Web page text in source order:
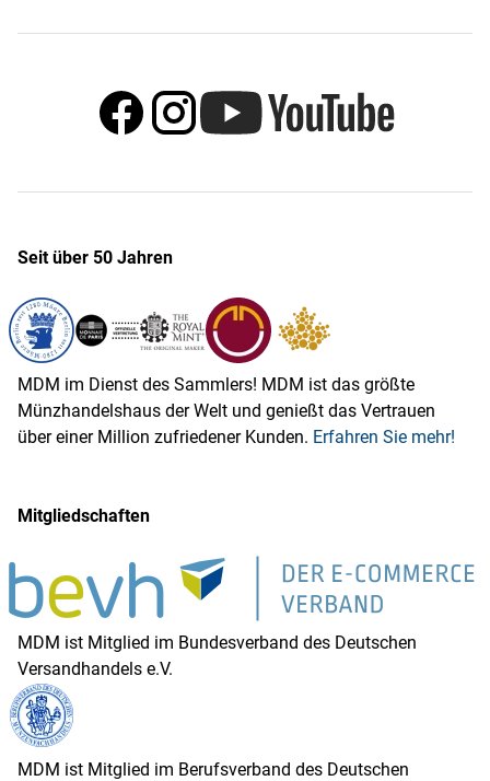
Seit über 50 Jahren
MDM im Dienst des Sammlers! MDM ist das größte
Münzhandelshaus der Welt und genießt das Vertrauen
über einer Million zufriedener Kunden. Erfahren Sie mehr!
Mitgliedschaften
MDM ist Mitglied im Bundesverband des Deutschen
Versandhandels e.V.
MDM ist Mitglied im Berufsverband des Deutschen